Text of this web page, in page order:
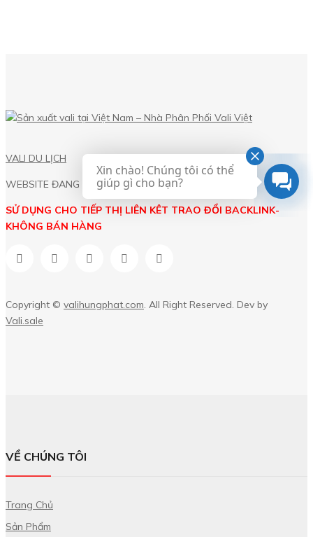
VALI DU LỊCH
WEBSITE ĐANG Ở DẠNG BETA,
SỬ DỤNG CHO TIẾP THỊ LIÊN KÊT TRAO ĐỔI BACKLINK-
KHÔNG BÁN HÀNG
Copyright © valihungphat.com. All Right Reserved. Dev by
Vali.sale
VỀ CHÚNG TÔI
Trang Chủ
Sản Phẩm
Xin chào! Chúng tôi có thể
giúp gì cho bạn?